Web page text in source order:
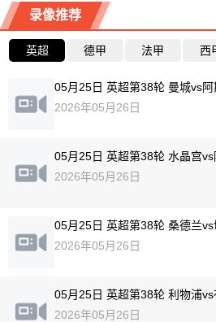
录像推荐
英超 德甲 法甲 西
05月25日 英超第38轮 曼城vs
2026年05月26日
05月25日 英超第38轮 水晶宫
2026年05月26日
05月25日 英超第38轮 桑德兰
2026年05月26日
05月25日 英超第38轮 利物浦
2026年05月26日